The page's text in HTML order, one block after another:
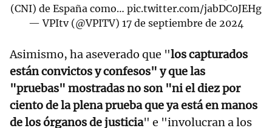
(CNI) de España como… pic.twitter.com/jabDC0JEHg
— VPItv (@VPITV) 17 de septiembre de 2024
Asimismo, ha aseverado que "los capturados
están convictos y confesos" y que las
"pruebas" mostradas no son "ni el diez por
ciento de la plena prueba que ya está en manos
de los órganos de justicia" e "involucran a los